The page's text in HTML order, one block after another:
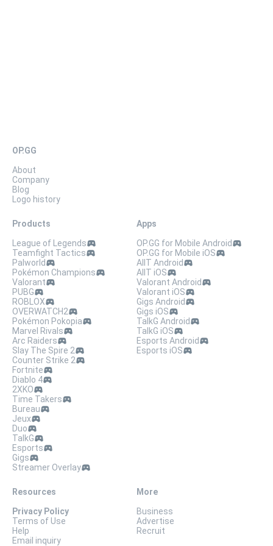
OP.GG
About
Company
Blog
Logo history
Products
League of Legends
Teamfight Tactics
Palworld
Pokémon Champions
Valorant
PUBG
ROBLOX
OVERWATCH2
Pokémon Pokopia
Marvel Rivals
Arc Raiders
Slay The Spire 2
Counter Strike 2
Fortnite
Diablo 4
2XKO
Time Takers
Bureau
Jeux
Duo
TalkG
Esports
Gigs
Streamer Overlay
Apps
OP.GG for Mobile Android
OP.GG for Mobile iOS
AllT Android
AllT iOS
Valorant Android
Valorant iOS
Gigs Android
Gigs iOS
TalkG Android
TalkG iOS
Esports Android
Esports iOS
Resources
Privacy Policy
Terms of Use
Help
Email inquiry
More
Business
Advertise
Recruit